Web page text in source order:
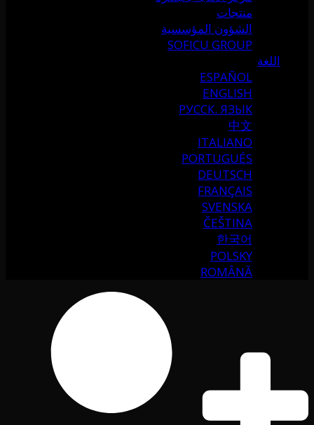
منتجات
الشؤون المؤسسية
SOFICU GROUP
اللغة
ESPAÑOL
ENGLISH
РУССК. ЯЗЫК
中文
ITALIANO
PORTUGUÉS
DEUTSCH
FRANÇAIS
SVENSKA
ČEŠTINA
한국어
POLSKY
ROMÂNĂ